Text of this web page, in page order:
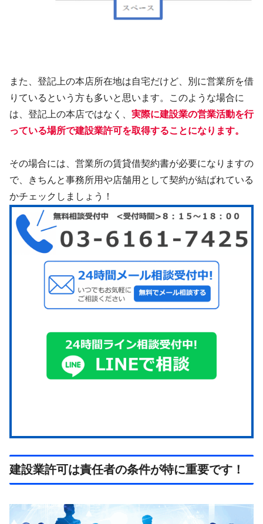
また、登記上の本店所在地は自宅だけど、別に営業所を借
りているという方も多いと思います。このような場合に
は、登記上の本店ではなく、 実際に建設業の営業活動を行
っている場所で建設業許可を取得することになります。
その場合には、営業所の賃貸借契約書が必要になりますの
で、きちんと事務所用や店舗用として契約が結ばれている
かチェックしましょう！
建設業許可は責任者の条件が特に重要です！